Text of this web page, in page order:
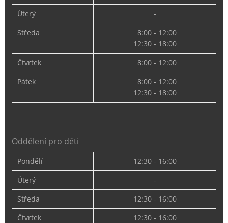
Úterý
-
Středa
8:00 - 12:00
12:30 - 18:00
Čtvrtek
8:00 - 12:00
Pátek
8:00 - 12:00
12:30 - 18:00
Oddělení pro děti
Pondělí
12:30 - 16:00
Úterý
-
Středa
12:30 - 16:00
Čtvrtek
12:30 - 16:00